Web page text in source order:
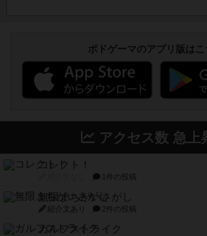
ボドゲーマのアプリ版はこ
アクセス数 急上
コレクト！
1件の投稿
無限まちがいさがし
紹介文あり 2件の投稿
ガルフストライク